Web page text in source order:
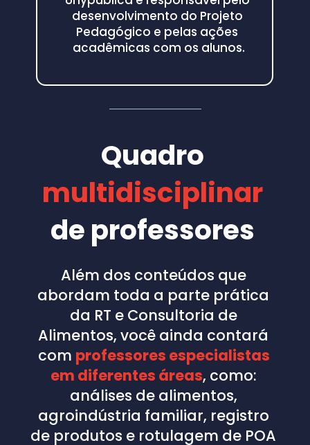
desenvolvimento do Projeto
Pedagógico e pelas ações
acadêmicas com os alunos.
Quadro
multidisciplinar
de professores
Além dos conteúdos que
abordam toda a parte prática
da RT e Consultoria de
Alimentos, você ainda contará
com professores especialistas
em diferentes áreas, como:
análises de alimentos,
agroindústria familiar, registro